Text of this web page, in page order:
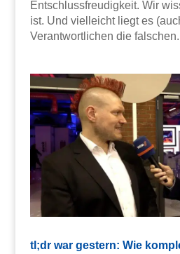
Entschlussfreudigkeit. Wir
ist. Und vielleicht liegt es
Verantwortlichen die
tl;dr war gestern: Wie